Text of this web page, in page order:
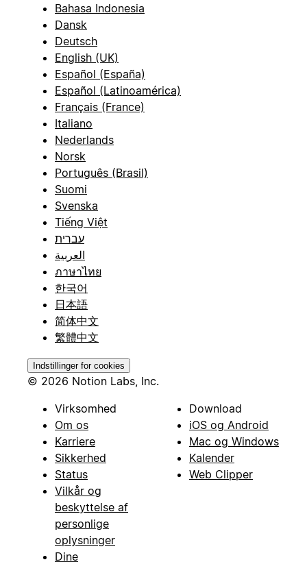
Bahasa Indonesia
Dansk
Deutsch
English (UK)
Español (España)
Español (Latinoamérica)
Français (France)
Italiano
Nederlands
Norsk
Português (Brasil)
Suomi
Svenska
Tiếng Việt
עברית
العربية
ภาษาไทย
한국어
日本語
简体中文
繁體中文
Indstillinger for cookies
© 2026 Notion Labs, Inc.
Virksomhed
Om os
Karriere
Sikkerhed
Status
Vilkår og
beskyttelse af
personlige
oplysninger
Dine
Download
iOS og Android
Mac og Windows
Kalender
Web Clipper